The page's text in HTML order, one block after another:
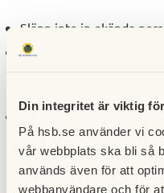
Din integritet är viktig
På hsb.se använder vi
vår webbplats ska bli så
används även för att
webbanvändare och för
Släpp inte in okända
Stäng porten
Prata gärna med okänd
trapphuset
Var nyfiken och fråga till
”vem ska du hälsa på?”.